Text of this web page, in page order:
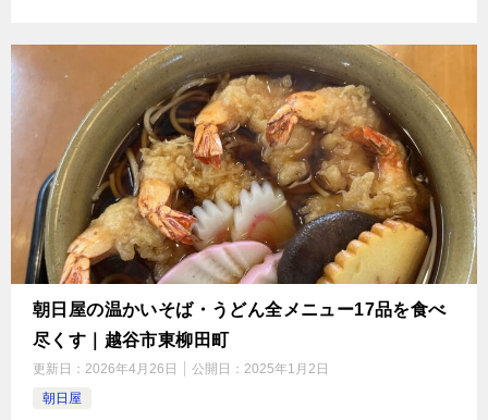
朝日屋の温かいそば・うどん全メニュー17品を食べ
尽くす｜越谷市東柳田町
更新日： 2026年4月26日 公開日： 2025年1月2日
朝日屋